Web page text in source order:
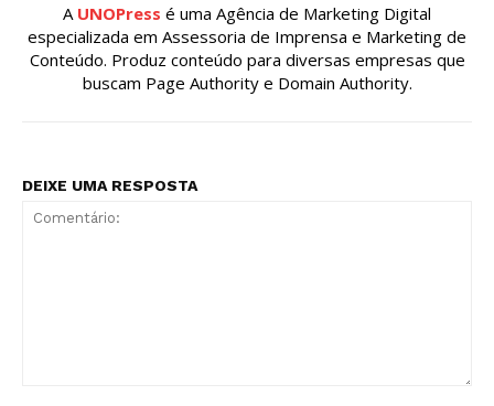
A UNOPress é uma Agência de Marketing Digital
especializada em Assessoria de Imprensa e Marketing de
Conteúdo. Produz conteúdo para diversas empresas que
buscam Page Authority e Domain Authority.
DEIXE UMA RESPOSTA